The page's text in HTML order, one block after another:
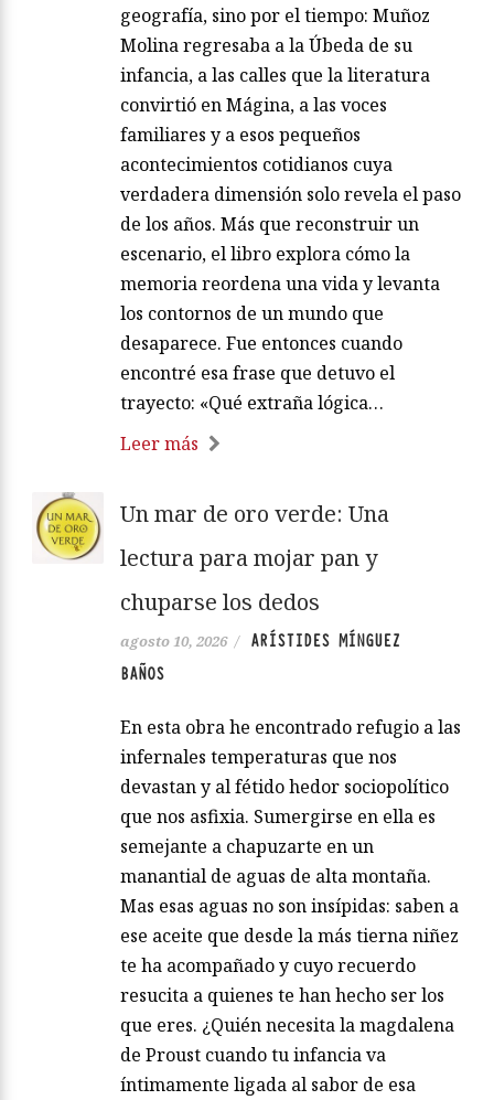
geografía, sino por el tiempo: Muñoz
Molina regresaba a la Úbeda de su
infancia, a las calles que la literatura
convirtió en Mágina, a las voces
familiares y a esos pequeños
acontecimientos cotidianos cuya
verdadera dimensión solo revela el paso
de los años. Más que reconstruir un
escenario, el libro explora cómo la
memoria reordena una vida y levanta
los contornos de un mundo que
desaparece. Fue entonces cuando
encontré esa frase que detuvo el
trayecto: «Qué extraña lógica…
Leer más
Un mar de oro verde: Una
lectura para mojar pan y
chuparse los dedos
agosto 10, 2026 /
ARÍSTIDES MÍNGUEZ
BAÑOS
En esta obra he encontrado refugio a las
infernales temperaturas que nos
devastan y al fétido hedor sociopolítico
que nos asfixia. Sumergirse en ella es
semejante a chapuzarte en un
manantial de aguas de alta montaña.
Mas esas aguas no son insípidas: saben a
ese aceite que desde la más tierna niñez
te ha acompañado y cuyo recuerdo
resucita a quienes te han hecho ser los
que eres. ¿Quién necesita la magdalena
de Proust cuando tu infancia va
íntimamente ligada al sabor de esa